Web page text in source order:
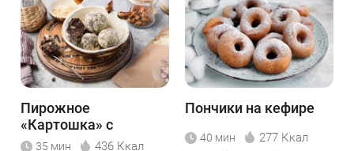
Пирожное
«Картошка» с
миндалём
35 мин 436 Ккал
Пончики на кефире
40 мин 277 Ккал